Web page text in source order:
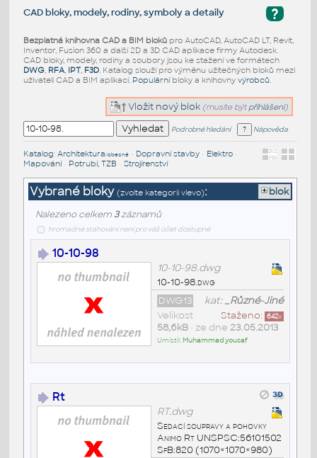
?
CAD bloky, modely, rodiny, symboly a detaily
Bezplatná knihovna CAD a BIM blokůpro AutoCAD, AutoCAD LT, Revit,
Inventor, Fusion 360 a další 2D a 3D CAD aplikace firmy Autodesk.
CAD bloky, modely, rodiny a soubory jsou ke stažení ve formátech
DWG, RFA, IPT, F3D. Katalog slouží pro výměnu užitečných bloků mezi
uživateli CAD a BIM aplikací. Populárníbloky a knihovny výrobců.
Vložit nový blok (musíte být přihlášeni)
Podrobné hledání Nápověda
Katalog: Architektura/obecné• Dopravní stavby• Elektro•
Mapování• Potrubí, TZB • Strojírenství
Vybrané bloky (zvolte kategorii vlevo): blok
Nalezeno celkem 3záznamů
hromadné stahování není pro váš účet dostupné
10-10-98
10-10-98.dwg
10-10-98.dwg
kat:_Různé-Jiné
DWG13
Staženo: 642x
Velikost
58,6kB• ze dne 23.05.2013
Umístil: Muhammad yousaf
Rt
RT.dwg
Sedací soupravy a pohovky
Animo Rt UNSPSC:56101502
SfB:820 (1070×1070×980)